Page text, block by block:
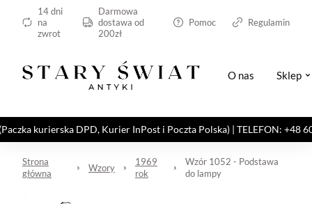
14 dni
na
zwrot
Darmowa
dostawa od
200zł
Pomoc Regulamin
O nas Sklep
kurierska DPD, Kurier InPost i Poczta Polska) | TELEFON: +48
Strona
główna
Wzory
1969
rok
Wzór 1052 - Podstawa
do lampy